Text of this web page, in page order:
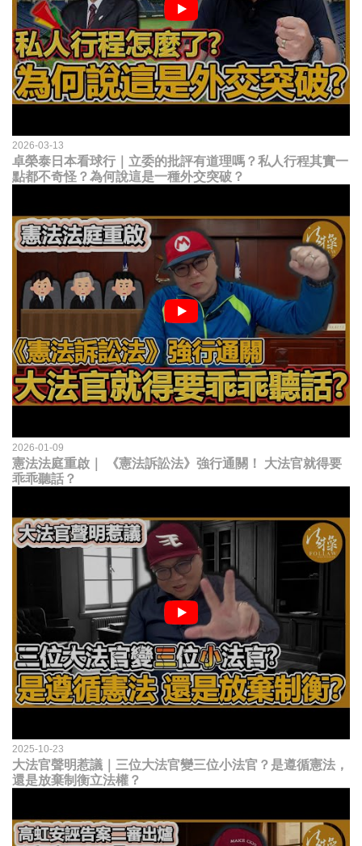
2026-03-13
卓榮泰日本看球行｜立委的批評有道理嗎？私人行程其實一
點都不奇怪？為何說這是一種外交突破？
2026-01-09
憲法法庭重啟｜ 《憲法訴訟法》強行通關！ 大法官就得要
乖乖聽話？
2025-10-23
大法官聲明惹議｜三位大法官變三位小法官？是遵循憲法，
還是放棄制衡立法權？